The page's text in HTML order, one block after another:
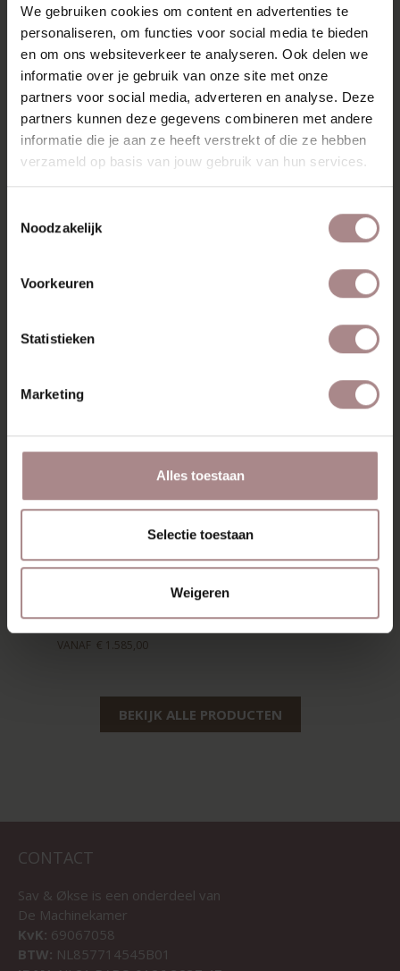
We gebruiken cookies om content en advertenties te
personaliseren, om functies voor social media te bieden
en om ons websiteverkeer te analyseren. Ook delen we
informatie over je gebruik van onze site met onze
partners voor social media, adverteren en analyse. Deze
partners kunnen deze gegevens combineren met andere
informatie die je aan ze heeft verstrekt of die ze hebben
verzameld op basis van jouw gebruik van hun services.
Noodzakelijk
Voorkeuren
Statistieken
Marketing
Alles toestaan
Selectie toestaan
Weigeren
160 en 200 cm. Daarnaast is het tv meubel gemaakt van
massief hout en beschikbaar in beuken, eiken, eiken
whitewash en walnoot. Een tijdloos en functioneel tv
meubel dat past in elke woonruimte.
KENMERKEN
VERPAKKING & MONTAGE
KLEURSTAAL BESTELLEN
RECENT BEKEKEN
EEVI TV-MEUBEL
160 CM | EIKEN
WHITEWASH
VANAF € 1.585,00
BEKIJK ALLE PRODUCTEN
CONTACT
Sav & Økse is een onderdeel van
De Machinekamer
KvK: 69067058
BTW: NL857714545B01